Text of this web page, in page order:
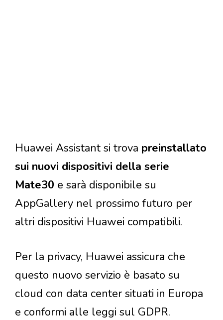
Huawei Assistant si trova preinstallato
sui nuovi dispositivi della serie
Mate30 e sarà disponibile su
AppGallery nel prossimo futuro per
altri dispositivi Huawei compatibili.
Per la privacy, Huawei assicura che
questo nuovo servizio è basato su
cloud con data center situati in Europa
e conformi alle leggi sul GDPR.